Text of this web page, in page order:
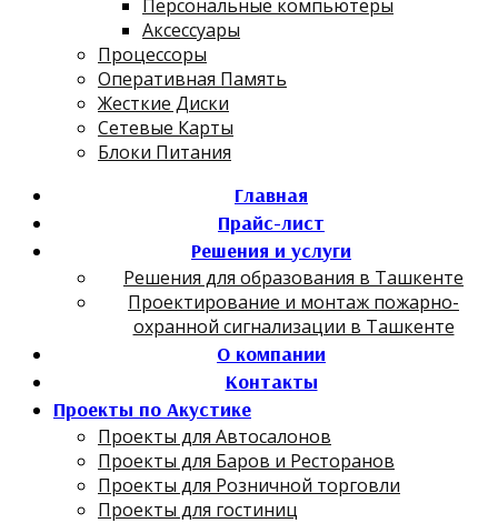
Персональные компьютеры
Аксессуары
Процессоры
Оперативная Память
Жесткие Диски
Сетевые Карты
Блоки Питания
Главная
Прайс-лист
Решения и услуги
Решения для образования в Ташкенте
Проектирование и монтаж пожарно-
охранной сигнализации в Ташкенте
О компании
Контакты
Проекты по Акустике
Проекты для Автосалонов
Проекты для Баров и Ресторанов
Проекты для Розничной торговли
Проекты для гостиниц